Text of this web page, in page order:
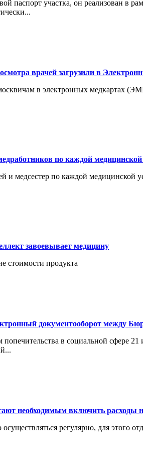
паспорт участка, он реализован в
врачей загрузили в
в электронных медкартах
по каждой медицинской
по каждой медицинской
завоевывает медицину
стоимости продукта
документооборот между
в социальной сфере
необходимым включить
регулярно, для этого